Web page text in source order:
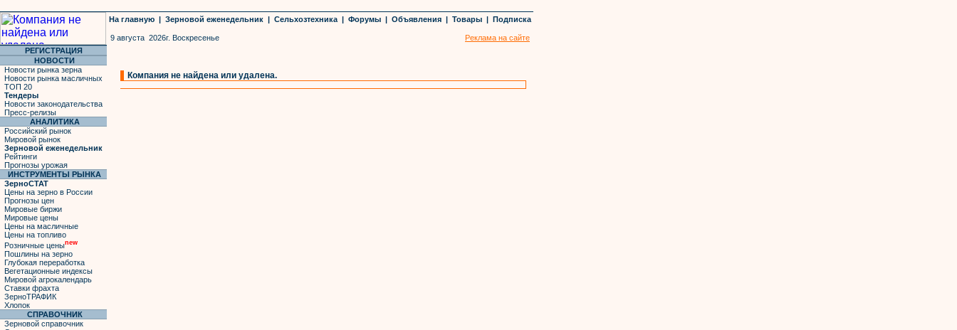
На главную | Зерновой еженедельник | Сельхозтехника | Форумы | Объявления | Товары | Подписка
9 августа 2026г. Воскресенье
Реклама на сайте
РЕГИСТРАЦИЯ
НОВОСТИ
Новости рынка зерна
Новости рынка масличных
ТОП 20
Тендеры
Новости законодательства
Пресс-релизы
АНАЛИТИКА
Российский рынок
Мировой рынок
Зерновой еженедельник
Рейтинги
Прогнозы урожая
ИНСТРУМЕНТЫ РЫНКА
ЗерноСТАТ
Цены на зерно в России
Прогнозы цен
Мировые биржи
Мировые цены
Цены на масличные
Цены на топливо
Розничные ценыnew
Пошлины на зерно
Глубокая переработка
Вегетационные индексы
Мировой агрокалендарь
Ставки фрахта
ЗерноТРАФИК
Хлопок
СПРАВОЧНИК
Зерновой справочник
Компания не найдена или удалена.